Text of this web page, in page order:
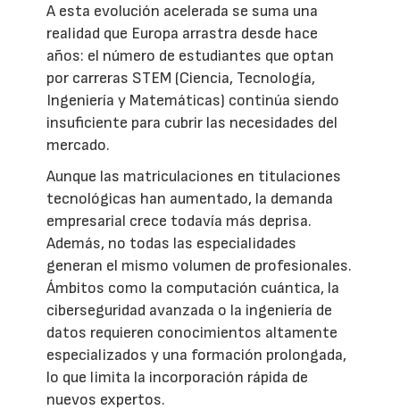
A esta evolución acelerada se suma una
realidad que Europa arrastra desde hace
años: el número de estudiantes que optan
por carreras STEM (Ciencia, Tecnología,
Ingeniería y Matemáticas) continúa siendo
insuficiente para cubrir las necesidades del
mercado.
Aunque las matriculaciones en titulaciones
tecnológicas han aumentado, la demanda
empresarial crece todavía más deprisa.
Además, no todas las especialidades
generan el mismo volumen de profesionales.
Ámbitos como la computación cuántica, la
ciberseguridad avanzada o la ingeniería de
datos requieren conocimientos altamente
especializados y una formación prolongada,
lo que limita la incorporación rápida de
nuevos expertos.